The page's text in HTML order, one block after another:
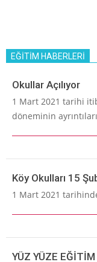
EĞİTİM HABERLERİ
Okullar Açılıyor
1 Mart 2021 tarihi
döneminin
Köy Okulları 15
1 Mart 2021
YÜZ YÜZE